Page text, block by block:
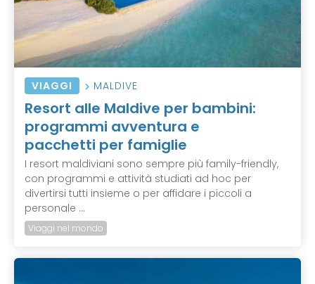
VIAGGI MALDIVE
Resort alle Maldive per bambini:
programmi avventura e
pacchetti per famiglie
I resort maldiviani sono sempre più family-friendly,
con programmi e attività studiati ad hoc per
divertirsi tutti insieme o per affidare i piccoli a
personale ...
Viaggi nel mondo